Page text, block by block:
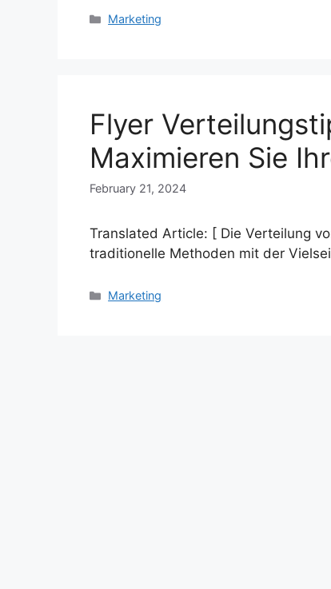
Categories
Marketing
Flyer
Maximieren Sie
February 21, 2024
Translated Article: [ Die Verteilung
traditionelle Methoden mit der
Categories
Marketing